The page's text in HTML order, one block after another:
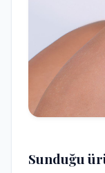
Sunduğu